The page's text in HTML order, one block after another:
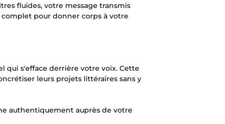
fluides, votre message transmis
pour donner corps à votre
qui s'efface derrière votre voix. Cette
leurs projets littéraires sans y
authentiquement auprès de votre